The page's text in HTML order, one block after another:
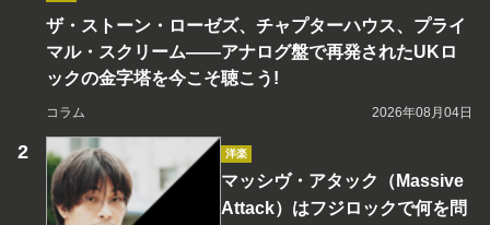
ザ・ストーン・ローゼズ、チャプターハウス、プライ
マル・スクリーム――アナログ盤で再発されたUKロ
ックの金字塔を今こそ聴こう!
コラム 2026年08月04日
洋楽
マッシヴ・アタック（Massive
Attack）はフジロックで何を問